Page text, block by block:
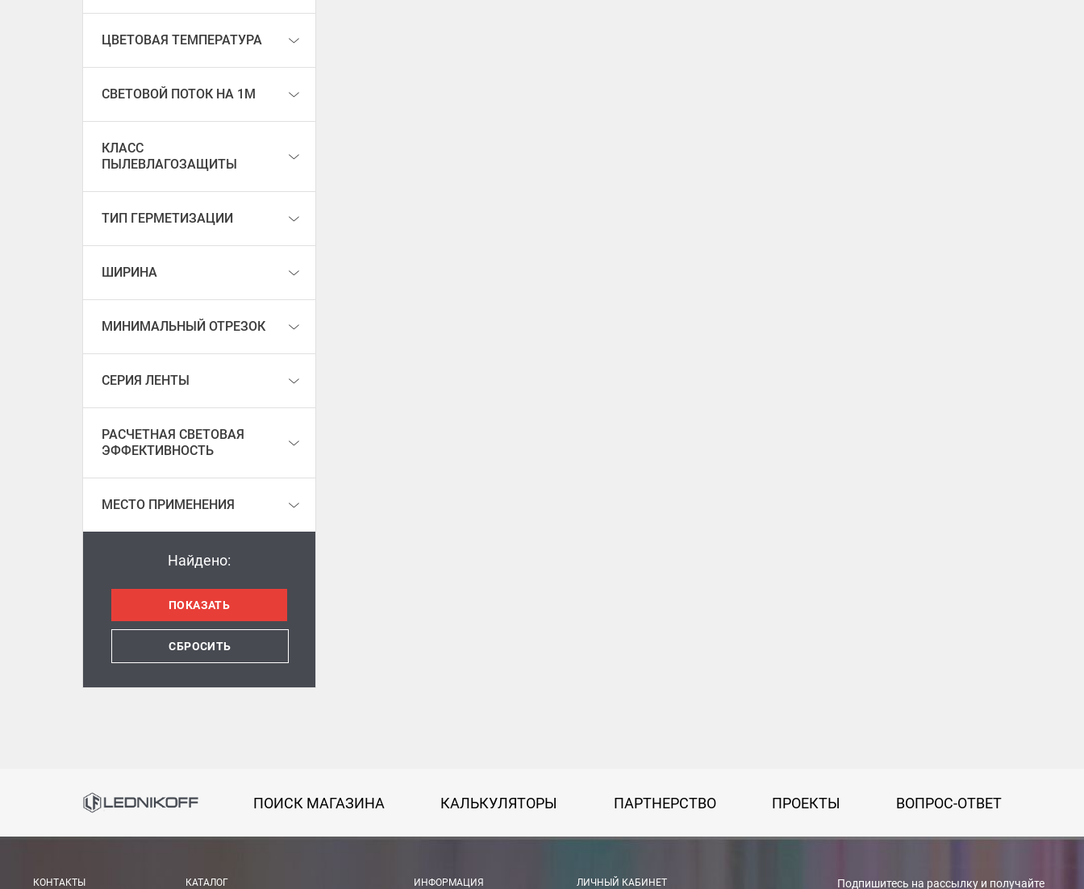
ЦВЕТОВАЯ ТЕМПЕРАТУРА
СВЕТОВОЙ ПОТОК НА 1М
КЛАСС
ПЫЛЕВЛАГОЗАЩИТЫ
ТИП ГЕРМЕТИЗАЦИИ
ШИРИНА
МИНИМАЛЬНЫЙ ОТРЕЗОК
СЕРИЯ ЛЕНТЫ
РАСЧЕТНАЯ СВЕТОВАЯ
ЭФФЕКТИВНОСТЬ
МЕСТО ПРИМЕНЕНИЯ
Найдено:
СБРОСИТЬ
ПОИСК МАГАЗИНА КАЛЬКУЛЯТОРЫ ПАРТНЕРСТВО ПРОЕКТЫ ВОПРОС-ОТВЕТ
КОНТАКТЫ КАТАЛОГ ИНФОРМАЦИЯ ЛИЧНЫЙ КАБИНЕТ Подпишитесь на рассылку и получайте